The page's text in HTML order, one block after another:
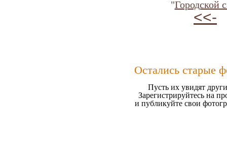
"Городской
<<-
Остались старые
Пусть их увидят
Зарегистрируйтесь на
и публикуйте свои